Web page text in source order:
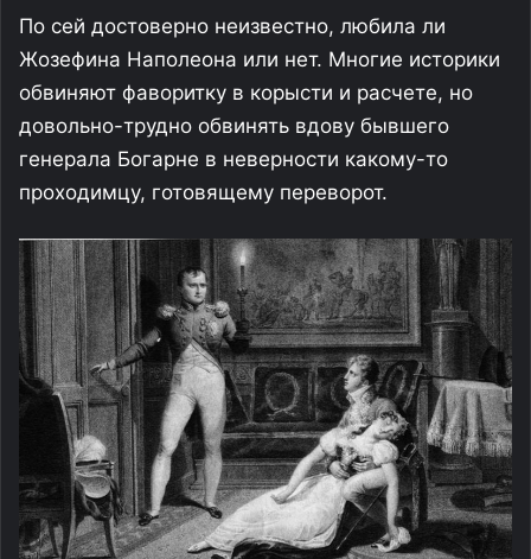
По сей достоверно неизвестно, любила ли
Жозефина Наполеона или нет. Многие историки
обвиняют фаворитку в корысти и расчете, но
довольно-трудно обвинять вдову бывшего
генерала Богарне в неверности какому-то
проходимцу, готовящему переворот.